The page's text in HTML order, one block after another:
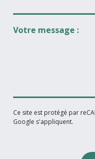
Votre message :
Ce site est protégé par
Google s'appliquent.